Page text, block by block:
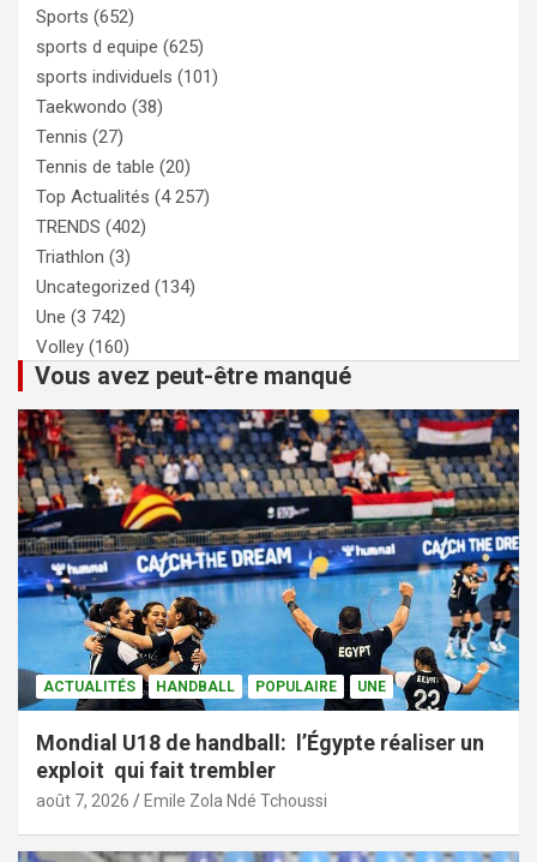
Sports (652)
sports d equipe (625)
sports individuels (101)
Taekwondo (38)
Tennis (27)
Tennis de table (20)
Top Actualités (4 257)
TRENDS (402)
Triathlon (3)
Uncategorized (134)
Une (3 742)
Volley (160)
Vous avez peut-être manqué
ACTUALITÉS HANDBALL POPULAIRE UNE
Mondial U18 de handball: l’Égypte réaliser un
exploit qui fait trembler
août 7, 2026 Emile Zola Ndé Tchoussi